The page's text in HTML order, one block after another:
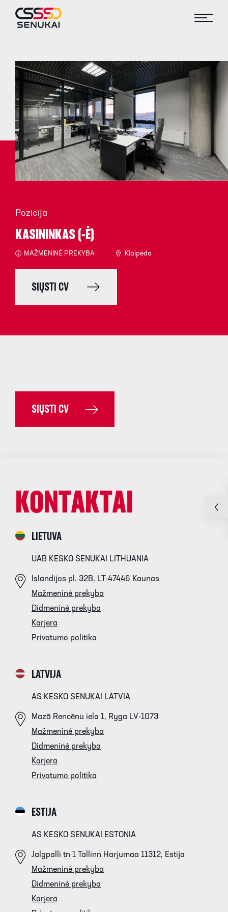
Pozicija
KASININKAS (-Ė)
MAŽMENINĖ PREKYBA Klaipėda
SIŲSTI CV
SIŲSTI CV
KONTAKTAI
LIETUVA
UAB KESKO SENUKAI LITHUANIA
Islandijos pl. 32B, LT-47446 Kaunas
Mažmeninė prekyba
Didmeninė prekyba
Karjera
Privatumo politika
LATVIJA
AS KESKO SENUKAI LATVIA
Mazā Rencēnu iela 1, Ryga LV-1073
Mažmeninė prekyba
Didmeninė prekyba
Karjera
Privatumo politika
ESTIJA
AS KESKO SENUKAI ESTONIA
Jalgpalli tn 1 Tallinn Harjumaa 11312, Estija
Mažmeninė prekyba
Didmeninė prekyba
Karjera